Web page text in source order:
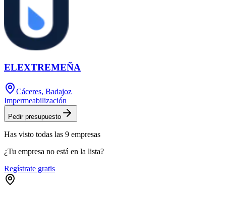
ELEXTREMEÑA
Cáceres, Badajoz
Impermeabilización
Pedir presupuesto
Has visto todas las 9 empresas
¿Tu empresa no está en la lista?
Regístrate gratis